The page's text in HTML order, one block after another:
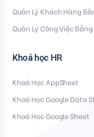
Quản Lý Khách Hàng
Quản Lý Công Việc
Khoá học HR
Khoá Học AppSheet
Khoá Học Google Data
Khoá Học Google Sheet